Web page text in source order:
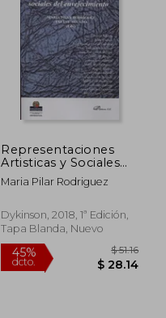
45%
dcto.
Representaciones
Artisticas y Sociales
del Envejecimiento
Maria Pilar Rodriguez
Dykinson, 2018, 1ª Edición,
Tapa Blanda, Nuevo